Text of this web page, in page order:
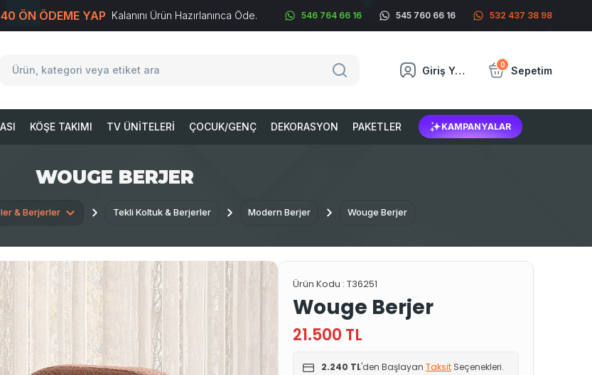
ÖN ÖDEME YAP Kalanını Ürün Hazırlanınca Öde. 546 764 66 16 545 760 66 16 532 437 38 98
Giriş Yap 0 Sepetim
KÖŞE TAKIMI TV ÜNITELERI ÇOCUK/GENÇ DEKORASYON PAKETLER KAMPANYALAR
WOUGE BERJER
& Berjerler Tekli Koltuk & Berjerler Modern Berjer Wouge Berjer
Ürün Kodu : T36251
Wouge Berjer
21.500 TL
2.240 TL'den Başlayan Taksit Seçenekleri.
T-Soft E-TicaretSistemleriyle Hazırlanmıştır.